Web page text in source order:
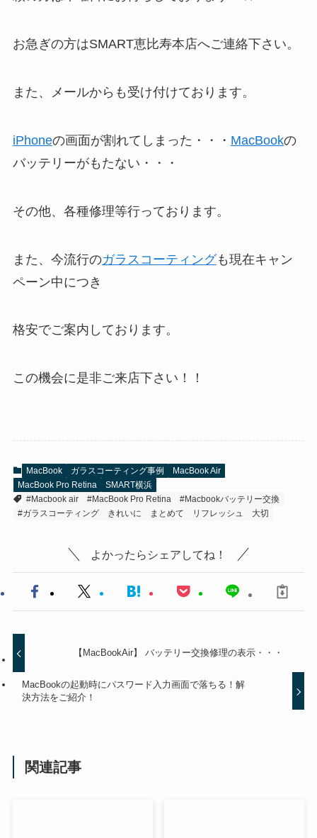
お急ぎの方はSMART恵比寿本店へご連絡下さい。
また、メールからも受け付けております。
iPhoneの画面が割れてしまった・・・ MacBookの
バッテリーがもたない・・・
その他、各種修理等行っております。
また、今流行のガラスコーティングも現在キャン
ペーン中につき
格安でご案内しております。
この機会に是非ご来店下さい！！
MacBook ガラスコーティング事例
MacBook Air
MacBook Pro Retina
SMART横浜
#Macbook air
#MacBook Pro Retina
#Macbookバッテリー交換
#ガラスコーティング
きれいに まとめて リフレッシュ 大切
よかったらシェアしてね！
【MacBookAir】 バッテリー交換修理の表示・・・
MacBookの起動時にパスワード入力画面で落ちる！解
決方法をご紹介！
関連記事